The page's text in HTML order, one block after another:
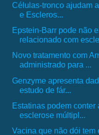
Células-tronco ajudam
e Escleros...
Epstein-Barr pode não
relacionado com
Novo tratamento com
administrado para ...
Genzyme apresenta
estudo de fár...
Estatinas podem conter
esclerose múltipl...
Vacina que não dói tem